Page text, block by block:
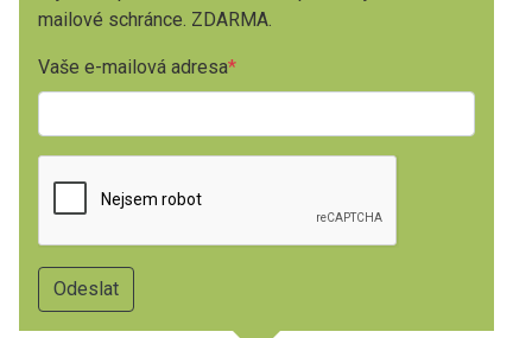
mailové schránce. ZDARMA.
Vaše e-mailová adresa